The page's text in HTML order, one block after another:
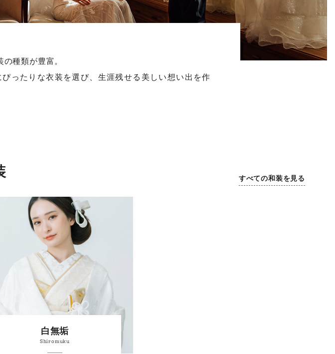
種類が豊富。
ったりな衣装を選び、生涯残せる美しい想い出を作
白無垢
Shiromuku
すべての和装を見る